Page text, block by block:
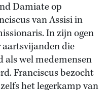
Damiate op
van Assisi in
In zijn ogen
die
als wel medemensen
Franciscus bezocht
het legerkamp van